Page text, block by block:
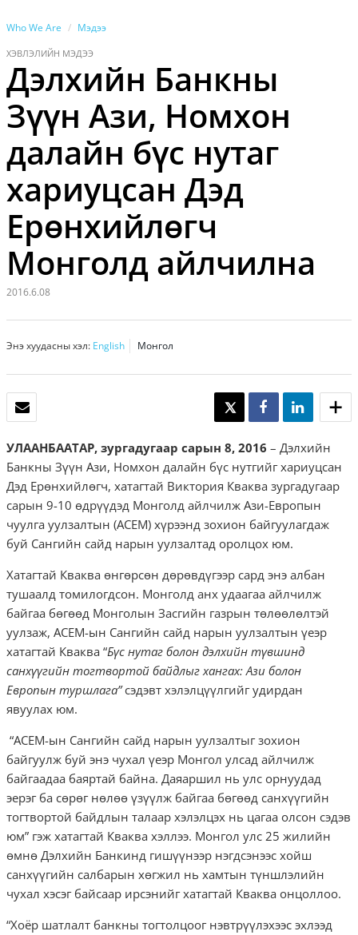
Who We Are Мэдээ
ХЭВЛЭЛИЙН МЭДЭЭ
Дэлхийн Банкны
Зүүн Ази, Номхон
далайн бүс нутаг
хариуцсан Дэд
Ерөнхийлөгч
Монголд айлчилна
2016.6.08
Энэ хуудасны хэл: English Монгол
TWEET SHARE SHARE
УЛААНБААТАР, зургадугаар сарын 8, 2016 – Дэлхийн
Банкны Зүүн Ази, Номхон далайн бүс нутгийг хариуцсан
Дэд Ерөнхийлөгч, хатагтай Виктория Кваква зургадугаар
сарын 9-10 өдрүүдэд Монголд айлчилж Ази-Европын
чуулга уулзалтын (АСЕМ) хүрээнд зохион байгуулагдаж
буй Сангийн сайд нарын уулзалтад оролцох юм.
Хатагтай Кваква өнгөрсөн дөрөвдүгээр сард энэ албан
тушаалд томилогдсон. Монголд анх удаагаа айлчилж
байгаа бөгөөд Монголын Засгийн газрын төлөөлөлтэй
уулзаж, АСЕМ-ын Сангийн сайд нарын уулзалтын үеэр
хатагтай Кваква “Бүс нутаг болон дэлхийн түвшинд
санхүүгийн тогтвортой байдлыг хангах: Ази болон
Европын туршлага”сэдэвт хэлэлцүүлгийг удирдан
явуулах юм.
“АСЕМ-ын Сангийн сайд нарын уулзалтыг зохион
байгуулж буй энэ чухал үеэр Монгол улсад айлчилж
байгаадаа баяртай байна. Даяаршил нь улс орнуудад
эерэг ба сөрөг нөлөө үзүүлж байгаа бөгөөд санхүүгийн
тогтвортой байдлын талаар хэлэлцэх нь цагаа олсон сэдэв
юм” гэж хатагтай Кваква хэллээ. Монгол улс 25 жилийн
өмнө Дэлхийн Банкинд гишүүнээр нэгдсэнээс хойш
санхүүгийн салбарын хөгжил нь хамтын түншлэлийн
чухал хэсэг байсаар ирсэнийг хатагтай Кваква онцоллоо.
“Хоёр шатлалт банкны тогтолцоог нэвтрүүлэхээс эхлээд